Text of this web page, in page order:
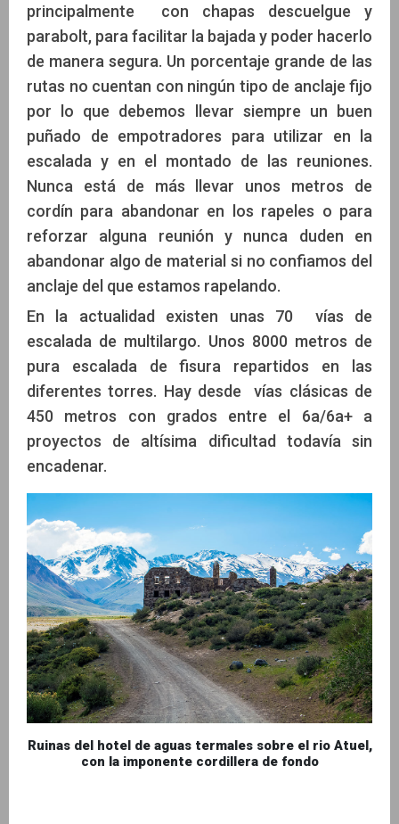
principalmente con chapas descuelgue y
parabolt, para facilitar la bajada y poder hacerlo
de manera segura. Un porcentaje grande de las
rutas no cuentan con ningún tipo de anclaje fijo
por lo que debemos llevar siempre un buen
puñado de empotradores para utilizar en la
escalada y en el montado de las reuniones.
Nunca está de más llevar unos metros de
cordín para abandonar en los rapeles o para
reforzar alguna reunión y nunca duden en
abandonar algo de material si no confiamos del
anclaje del que estamos rapelando.
En la actualidad existen unas 70 vías de
escalada de multilargo. Unos 8000 metros de
pura escalada de fisura repartidos en las
diferentes torres. Hay desde vías clásicas de
450 metros con grados entre el 6a/6a+ a
proyectos de altísima dificultad todavía sin
encadenar.
Ruinas del hotel de aguas termales sobre el rio Atuel,
con la imponente cordillera de fondo